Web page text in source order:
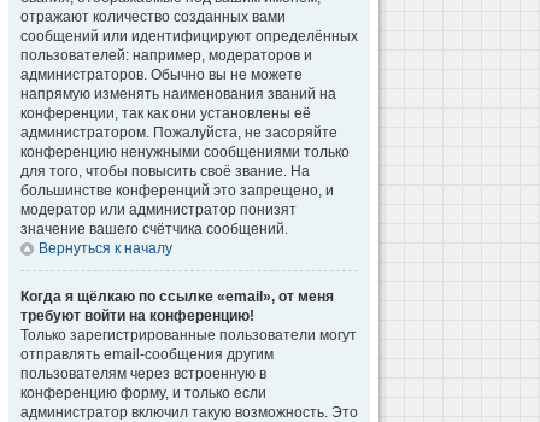
отражают количество созданных вами
сообщений или идентифицируют определённых
пользователей: например, модераторов и
администраторов. Обычно вы не можете
напрямую изменять наименования званий на
конференции, так как они установлены её
администратором. Пожалуйста, не засоряйте
конференцию ненужными сообщениями только
для того, чтобы повысить своё звание. На
большинстве конференций это запрещено, и
модератор или администратор понизят
значение вашего счётчика сообщений.
Вернуться к началу
Когда я щёлкаю по ссылке «email», от меня
требуют войти на конференцию!
Только зарегистрированные пользователи могут
отправлять email-сообщения другим
пользователям через встроенную в
конференцию форму, и только если
администратор включил такую возможность. Это